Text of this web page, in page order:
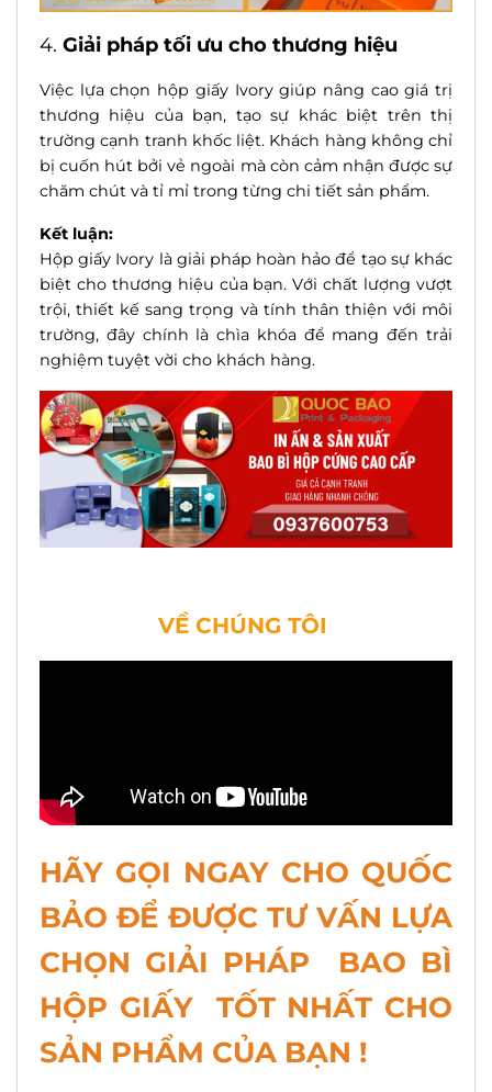
4. Giải pháp tối ưu cho thương hiệu
Việc lựa chọn hộp giấy Ivorygiúp nâng cao giá trị
thương hiệu của bạn, tạo sự khác biệt trên thị
trường cạnh tranh khốc liệt. Khách hàng không chỉ
bị cuốn hút bởi vẻ ngoài mà còn cảm nhận được sự
chăm chút và tỉ mỉ trong từng chi tiết sản phẩm.
Kết luận:
Hộp giấy Ivory là giải pháp hoàn hảo để tạo sự khác
biệt cho thương hiệu của bạn. Với chất lượng vượt
trội, thiết kế sang trọng và tính thân thiện với môi
trường, đây chính là chìa khóa để mang đến trải
nghiệm tuyệt vời cho khách hàng.
VỀ CHÚNG TÔI
HÃY GỌI NGAY CHO QUỐC
BẢO ĐỂ ĐƯỢC TƯ VẤN LỰA
CHỌN GIẢI PHÁP BAO BÌ
HỘP GIẤY TỐT NHẤT CHO
SẢN PHẨM CỦA BẠN !